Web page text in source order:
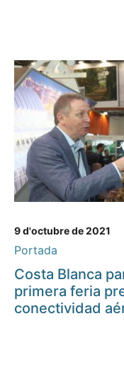
9 d'octubre de 2021
Portada
Costa Blanca
primera feria
conectividad